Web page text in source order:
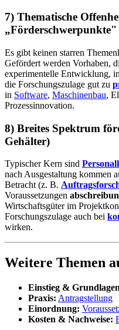
7) Thematische
„Förderschwerpunkte"
Es gibt keinen starren
Gefördert werden Vorhaben,
experimentelle Entwicklung,
die Forschungszulage gut zu
in Software, Maschinenbau,
Prozessinnovation.
8) Breites Spektrum
Gehälter)
Typischer Kern sind
nach Ausgestaltung kommen
Betracht (z. B.
Voraussetzungen
Wirtschaftsgüter im
Forschungszulage auch bei
wirken.
Weitere Themen
Einstieg &
Praxis: Antragstellung
Einordnung:
Kosten & Nachweise: